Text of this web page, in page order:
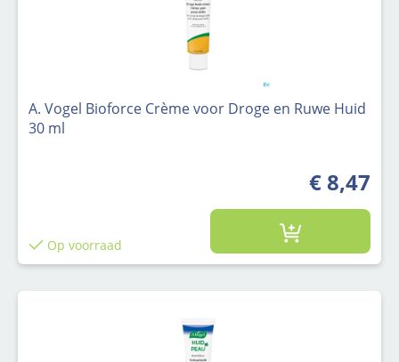
A. Vogel Bioforce Crème voor Droge en Ruwe Huid
30 ml
€ 8,47
Op voorraad